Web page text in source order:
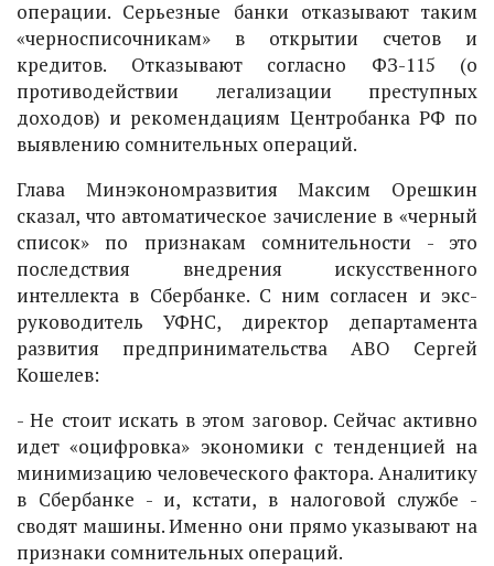
операции. Серьезные банки отказывают таким
«черносписочникам» в открытии счетов и
кредитов. Отказывают согласно ФЗ-115 (о
противодействии легализации преступных
доходов) и рекомендациям Центробанка РФ по
выявлению сомнительных операций.
Глава Минэкономразвития Максим Орешкин
сказал, что автоматическое зачисление в «черный
список» по признакам сомнительности - это
последствия внедрения искусственного
интеллекта в Сбербанке. С ним согласен и экс-
руководитель УФНС, директор департамента
развития предпринимательства АВО Сергей
Кошелев:
- Не стоит искать в этом заговор. Сейчас активно
идет «оцифровка» экономики с тенденцией на
минимизацию человеческого фактора. Аналитику
в Сбербанке - и, кстати, в налоговой службе -
сводят машины. Именно они прямо указывают на
признаки сомнительных операций.